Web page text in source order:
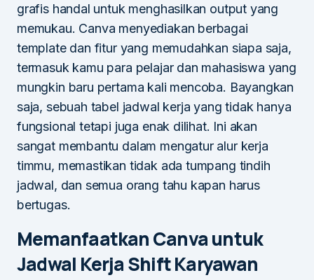
grafis handal untuk menghasilkan output yang
memukau. Canva menyediakan berbagai
template dan fitur yang memudahkan siapa saja,
termasuk kamu para pelajar dan mahasiswa yang
mungkin baru pertama kali mencoba. Bayangkan
saja, sebuah tabel jadwal kerja yang tidak hanya
fungsional tetapi juga enak dilihat. Ini akan
sangat membantu dalam mengatur alur kerja
timmu, memastikan tidak ada tumpang tindih
jadwal, dan semua orang tahu kapan harus
bertugas.
Memanfaatkan Canva untuk
Jadwal Kerja Shift Karyawan